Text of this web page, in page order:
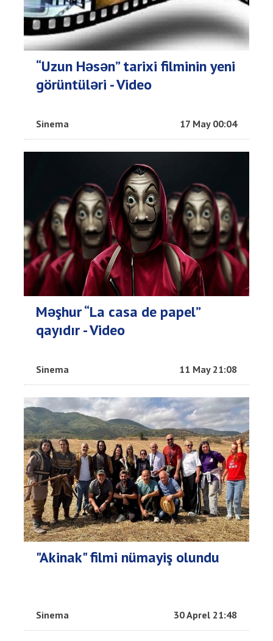
“Uzun Həsən” tarixi filminin yeni
görüntüləri - Video
Sinema 17 May 00:04
Məşhur “La casa de papel”
qayıdır - Video
Sinema 11 May 21:08
"Akinak" filmi nümayiş olundu
Sinema 30 Aprel 21:48